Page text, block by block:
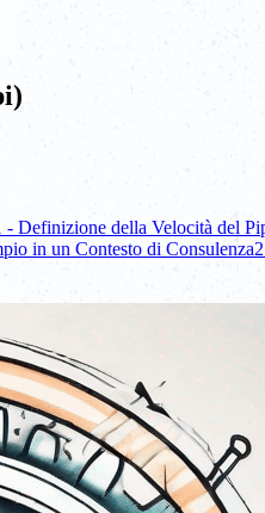
- Definizione della Velocità del
in un Contesto di Consulenza